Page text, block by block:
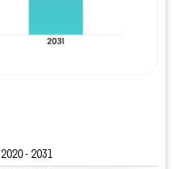
2020 - 2031